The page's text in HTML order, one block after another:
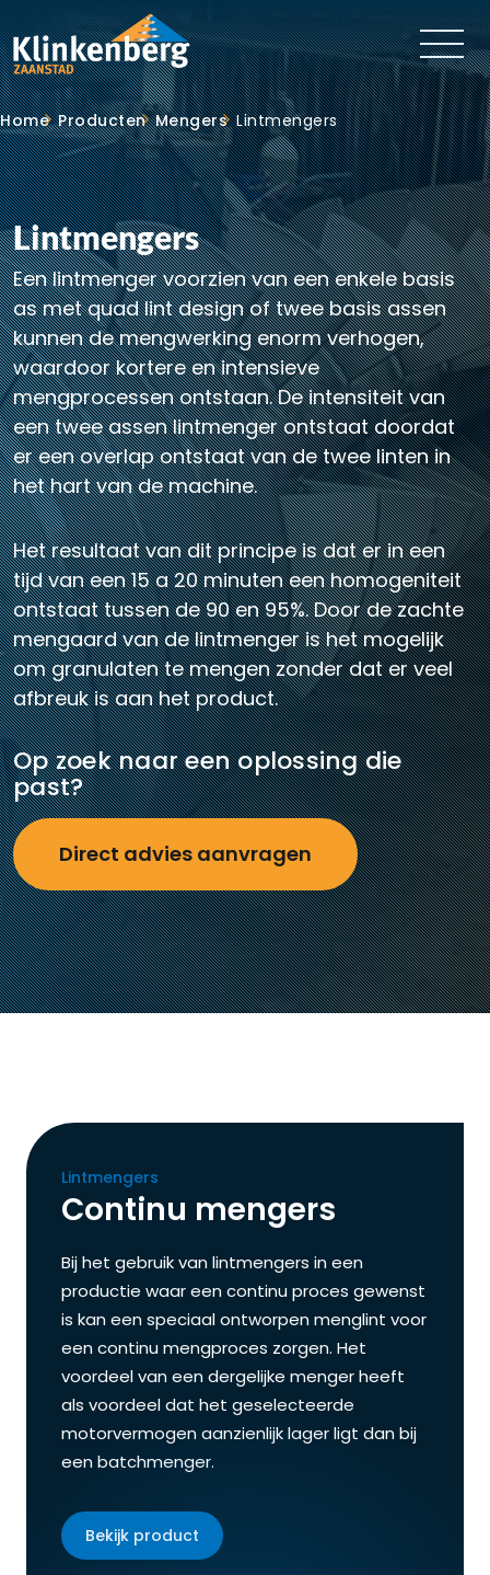
Home Producten Mengers Lintmengers
Lintmengers
Een lintmenger voorzien van een enkele basis
as met quad lint design of twee basis assen
kunnen de mengwerking enorm verhogen,
waardoor kortere en intensieve
mengprocessen ontstaan. De intensiteit van
een twee assen lintmenger ontstaat doordat
er een overlap ontstaat van de twee linten in
het hart van de machine.
Het resultaat van dit principe is dat er in een
tijd van een 15 a 20 minuten een homogeniteit
ontstaat tussen de 90 en 95%. Door de zachte
mengaard van de lintmenger is het mogelijk
om granulaten te mengen zonder dat er veel
afbreuk is aan het product.
Op zoek naar een oplossing die
past?
Direct advies aanvragen
Lintmengers
Continu mengers
Bij het gebruik van lintmengers in een
productie waar een continu proces gewenst
is kan een speciaal ontworpen menglint voor
een continu mengproces zorgen. Het
voordeel van een dergelijke menger heeft
als voordeel dat het geselecteerde
motorvermogen aanzienlijk lager ligt dan bij
een batchmenger.
Bekijk product